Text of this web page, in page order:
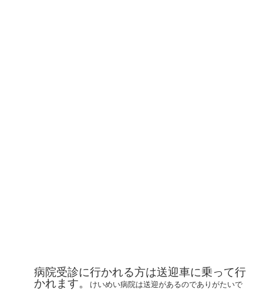
病院受診に行かれる方は送迎車に乗って行
かれます。
けいめい病院は送迎があるのでありがたいで